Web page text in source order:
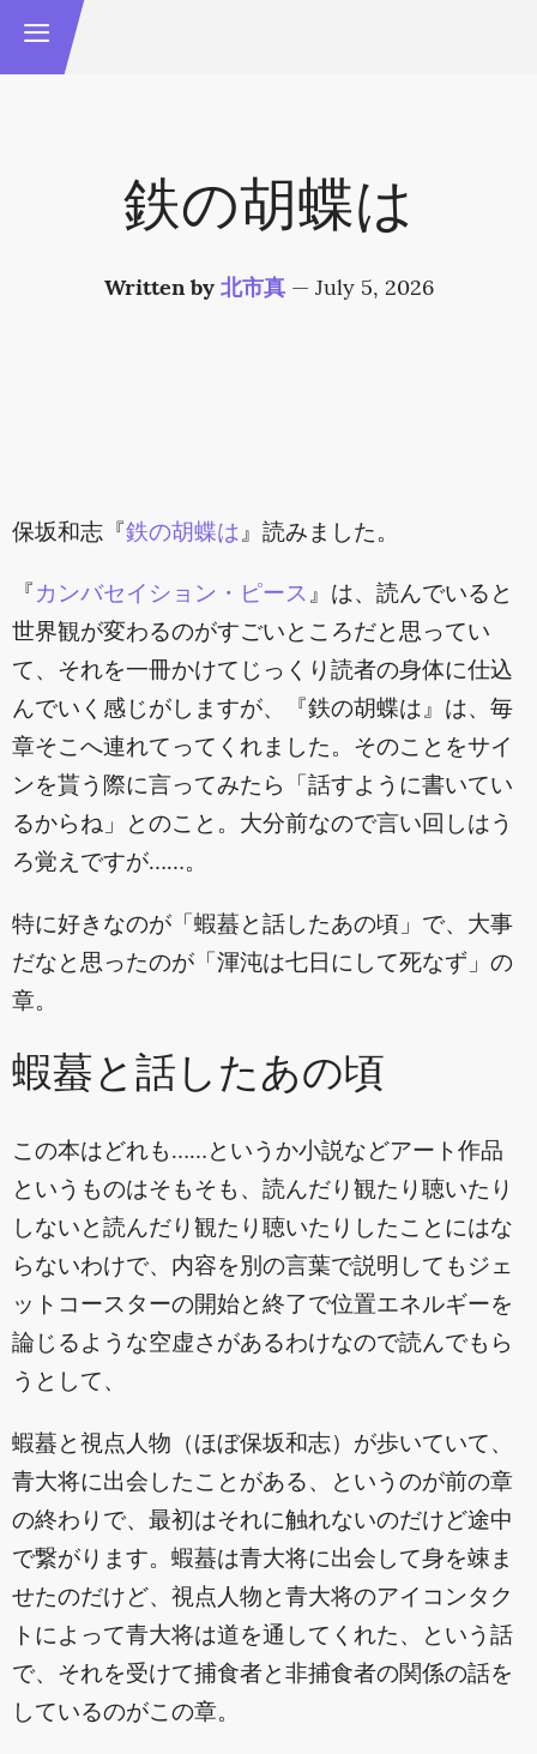
鉄の胡蝶は
Written by北市真 — July 5, 2026
保坂和志『鉄の胡蝶は』読みました。
『カンバセイション・ピース』は、読んでいると
世界観が変わるのがすごいところだと思ってい
て、それを一冊かけてじっくり読者の身体に仕込
んでいく感じがしますが、『鉄の胡蝶は』は、毎
章そこへ連れてってくれました。そのことをサイ
ンを貰う際に言ってみたら「話すように書いてい
るからね」とのこと。大分前なので言い回しはう
ろ覚えですが……。
特に好きなのが「蝦蟇と話したあの頃」で、大事
だなと思ったのが「渾沌は七日にして死なず」の
章。
蝦蟇と話したあの頃
この本はどれも……というか小説などアート作品
というものはそもそも、読んだり観たり聴いたり
しないと読んだり観たり聴いたりしたことにはな
らないわけで、内容を別の言葉で説明してもジェ
ットコースターの開始と終了で位置エネルギーを
論じるような空虚さがあるわけなので読んでもら
うとして、
蝦蟇と視点人物（ほぼ保坂和志）が歩いていて、
青大将に出会したことがある、というのが前の章
の終わりで、最初はそれに触れないのだけど途中
で繋がります。蝦蟇は青大将に出会して身を竦ま
せたのだけど、視点人物と青大将のアイコンタク
トによって青大将は道を通してくれた、という話
で、それを受けて捕食者と非捕食者の関係の話を
しているのがこの章。